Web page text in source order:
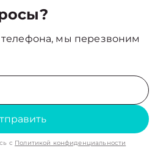
мы перезвоним
с Политикой конфиденциальности